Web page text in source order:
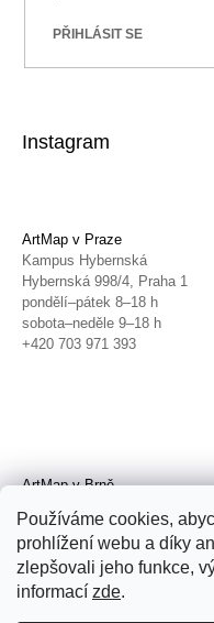
Používáme cookies,
prohlížení webu a díky
zlepšovali jeho funkce,
informací zde.
PŘIHLÁSIT SE
Instagram
ArtMap v Praze
Kampus Hybernská
Hybernská 998/4, Praha 1
pondělí–pátek 8–18 h
sobota–neděle 9–18 h
+420 703 971 393
ArtMap v Brně
Radnická 4, Brno
úterý–pátek 11–19 h
sobota 14–19 h
+420 702 152 298